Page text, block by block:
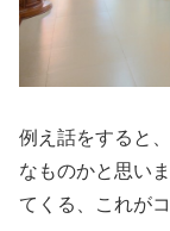
例え話をすると
なものかと思い
てくる、これが